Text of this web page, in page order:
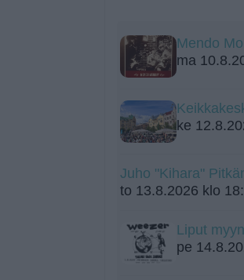
Mendo
ma
ke
Juho "Kihara"
to 13.8.2026 klo
Liput
pe